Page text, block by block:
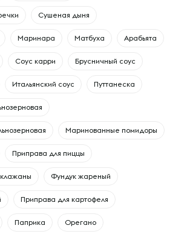
Сушеная дыня
Маринара Матбуха Арабьята
Соус карри Брусничный соус
Итальянский соус Путтанеска
Маринованные помидоры
Приправа для пиццы
Фундук жареный
Приправа для картофеля
Паприка Орегано